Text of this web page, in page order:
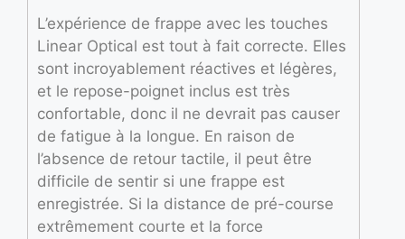
L’expérience de frappe avec les touches
Linear Optical est tout à fait correcte. Elles
sont incroyablement réactives et légères,
et le repose-poignet inclus est très
confortable, donc il ne devrait pas causer
de fatigue à la longue. En raison de
l’absence de retour tactile, il peut être
difficile de sentir si une frappe est
enregistrée. Si la distance de pré-course
extrêmement courte et la force